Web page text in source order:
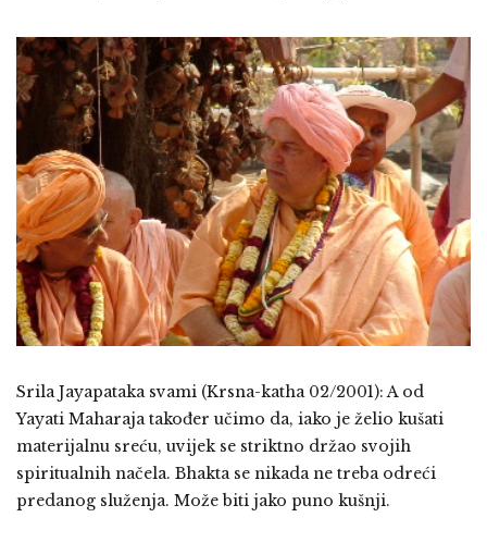
Srila Jayapataka svami (Krsna-katha 02/2001): A od
Yayati Maharaja također učimo da, iako je želio kušati
materijalnu sreću, uvijek se striktno držao svojih
spiritualnih načela. Bhakta se nikada ne treba odreći
predanog služenja. Može biti jako puno kušnji.